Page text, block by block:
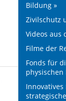
Bildung »
Zivilschutz
Videos aus
Filme der
Fonds für
physischen
Innovatives